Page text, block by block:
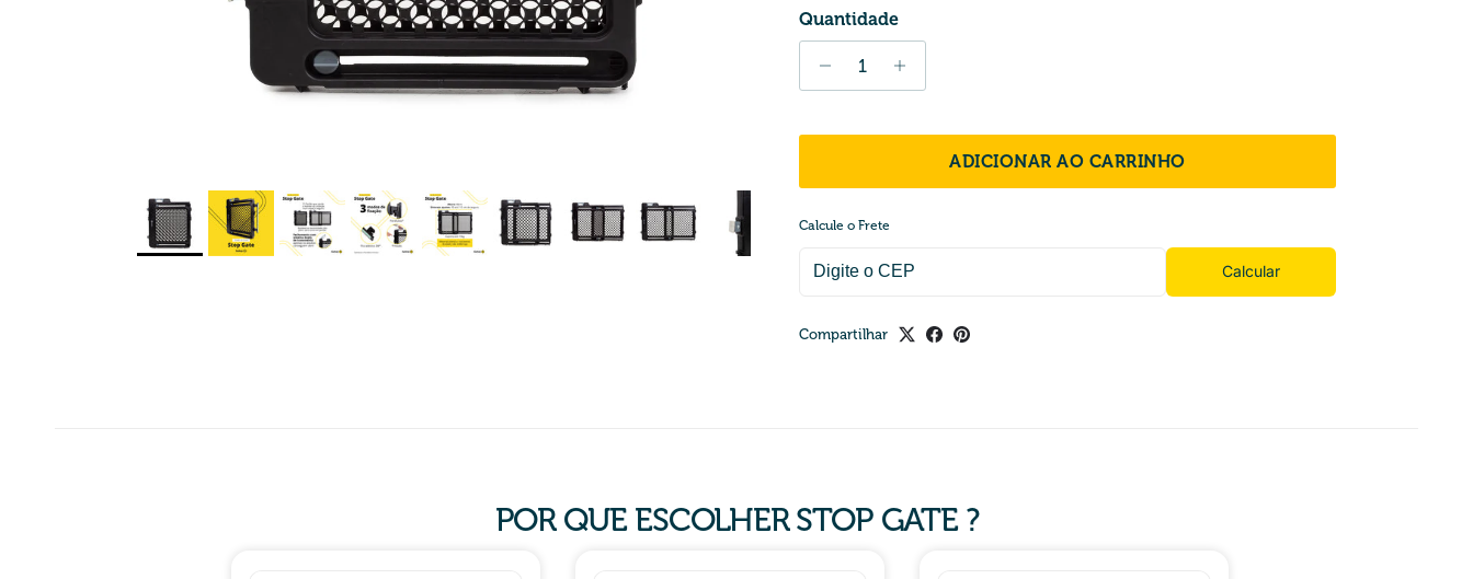
Quantidade
ADICIONAR AO CARRINHO
Calcule o Frete
Calcular
Compartilhar
POR QUE ESCOLHER STOP GATE ?